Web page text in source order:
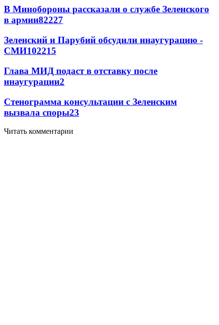
В Минобороны рассказали о службе Зеленского
в армии82227
Зеленский и Парубий обсудили инаугурацию -
СМИ102215
Глава МИД подаст в отставку после
инаугурации2
Стенограмма консультации с Зеленским
вызвала споры23
Читать комментарии